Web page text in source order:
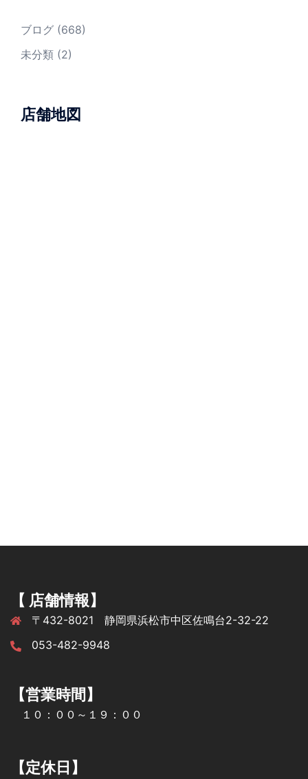
ブログ (668)
未分類 (2)
店舗地図
【 店舗情報】
〒432-8021 静岡県浜松市中区佐鳴台2-32-22
053-482-9948
【営業時間】
１０：００～１９：００
【定休日】